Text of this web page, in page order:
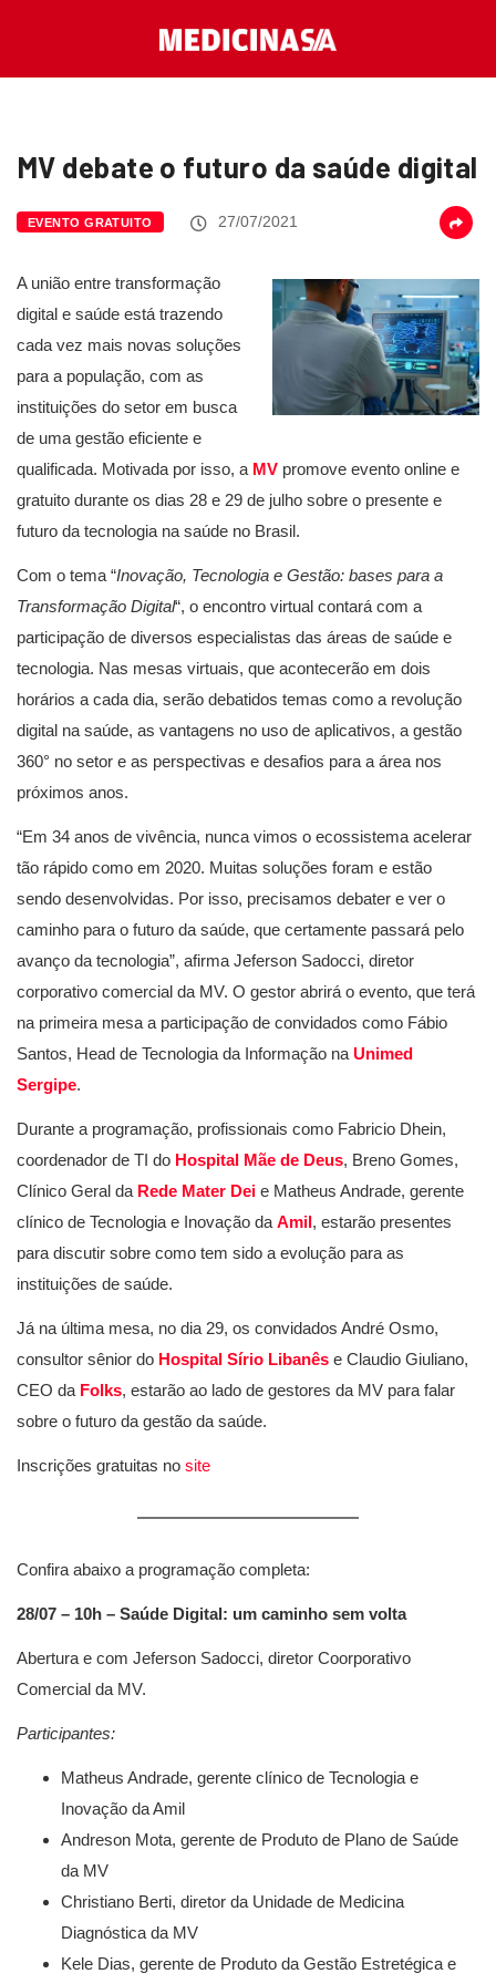
MV debate o futuro da saúde digital
EVENTO GRATUITO 27/07/2021
A união entre transformação
digital e saúde está trazendo
cada vez mais novas soluções
para a população, com as
instituições do setor em busca
de uma gestão eficiente e
qualificada. Motivada por isso, a MV promove evento online e
gratuito durante os dias 28 e 29 de julho sobre o presente e
futuro da tecnologia na saúde no Brasil.
Com o tema “Inovação, Tecnologia e Gestão: bases para a
Transformação Digital“, o encontro virtual contará com a
participação de diversos especialistas das áreas de saúde e
tecnologia. Nas mesas virtuais, que acontecerão em dois
horários a cada dia, serão debatidos temas como a revolução
digital na saúde, as vantagens no uso de aplicativos, a gestão
360° no setor e as perspectivas e desafios para a área nos
próximos anos.
“Em 34 anos de vivência, nunca vimos o ecossistema acelerar
tão rápido como em 2020. Muitas soluções foram e estão
sendo desenvolvidas. Por isso, precisamos debater e ver o
caminho para o futuro da saúde, que certamente passará pelo
avanço da tecnologia”, afirma Jeferson Sadocci, diretor
corporativo comercial da MV. O gestor abrirá o evento, que terá
na primeira mesa a participação de convidados como Fábio
Santos, Head de Tecnologia da Informação na Unimed
Sergipe.
Durante a programação, profissionais como Fabricio Dhein,
coordenador de TI do Hospital Mãe de Deus, Breno Gomes,
Clínico Geral da Rede Mater Dei e Matheus Andrade, gerente
clínico de Tecnologia e Inovação da Amil, estarão presentes
para discutir sobre como tem sido a evolução para as
instituições de saúde.
Já na última mesa, no dia 29, os convidados André Osmo,
consultor sênior do Hospital Sírio Libanês e Claudio Giuliano,
CEO da Folks, estarão ao lado de gestores da MV para falar
sobre o futuro da gestão da saúde.
Inscrições gratuitas no site
Confira abaixo a programação completa:
28/07 – 10h – Saúde Digital: um caminho sem volta
Abertura e com Jeferson Sadocci, diretor Coorporativo
Comercial​ da MV.
Participantes:
Matheus Andrade, gerente clínico de Tecnologia e
Inovação da Amil
Andreson Mota, gerente de Produto de Plano de Saúde
da MV
Christiano Berti, diretor da Unidade de Medicina
Diagnóstica da MV
Kele Dias, gerente de Produto da Gestão Estretégica e